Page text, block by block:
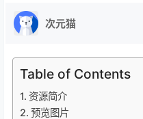
次元猫
Table of Contents
资源简介
预览图片